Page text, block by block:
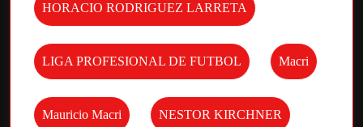
HORACIO RODRIGUEZ LARRETA
LIGA PROFESIONAL DE FUTBOL Macri
Mauricio Macri NESTOR KIRCHNER